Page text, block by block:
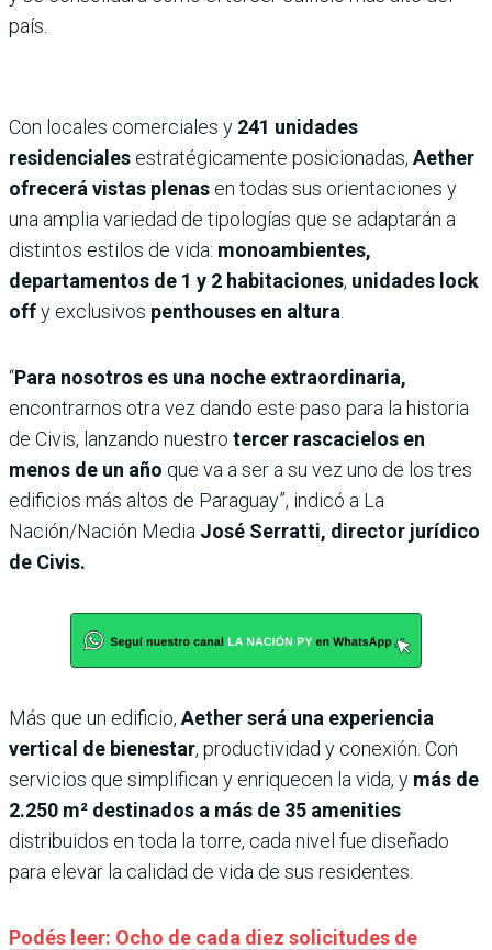
país.
Con locales comerciales y 241 unidades
residenciales estratégicamente posicionadas, Aether
ofrecerá vistas plenas en todas sus orientaciones y
una amplia variedad de tipologías que se adaptarán a
distintos estilos de vida: monoambientes,
departamentos de 1 y 2 habitaciones, unidades lock
offy exclusivos penthouses en altura
“Para nosotros es una noche extraordinaria,
encontrarnos otra vez dando este paso para la historia
de Civis, lanzando nuestro tercer rascacielos en
menos de un año que va a ser a su vez uno de los tres
edificios más altos de Paraguay”, indicó a La
Nación/Nación Media José Serratti, director jurídico
de Civis.
Más que un edificio, Aether será una experiencia
vertical de bienestar, productividad y conexión. Con
servicios que simplifican y enriquecen la vida, y más de
2.250 m² destinados a más de 35 amenities
distribuidos en toda la torre, cada nivel fue diseñado
para elevar la calidad de vida de sus residentes.
Podés leer: Ocho de cada diez solicitudes de